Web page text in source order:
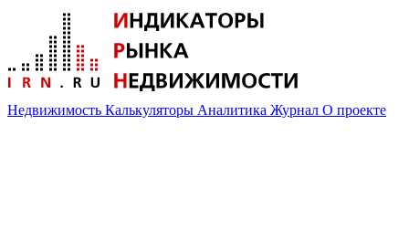
Недвижимость Калькуляторы Аналитика Журнал О проекте